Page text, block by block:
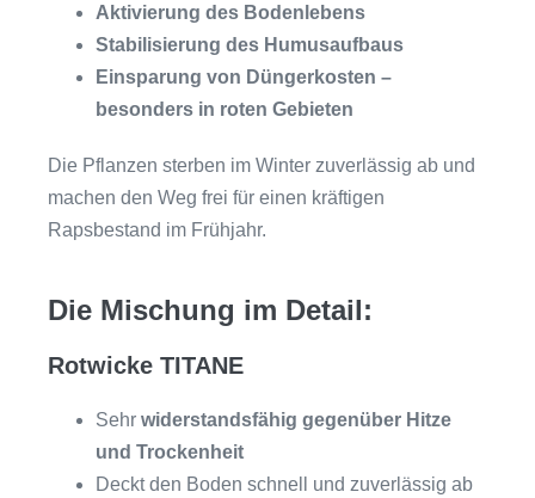
Aktivierung des Bodenlebens
Stabilisierung des Humusaufbaus
Einsparung von Düngerkosten –
besonders in roten Gebieten
Die Pflanzen sterben im Winter zuverlässig ab und
machen den Weg frei für einen kräftigen
Rapsbestand im Frühjahr.
Die Mischung im Detail:
Rotwicke TITANE
Sehr widerstandsfähig gegenüber Hitze
und Trockenheit
Deckt den Boden schnell und zuverlässig ab